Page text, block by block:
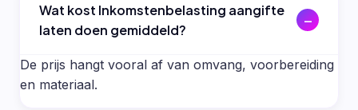
Wat kost Inkomstenbelasting aangifte
laten doen gemiddeld?
De prijs hangt vooral af van omvang, voorbereiding
en materiaal.